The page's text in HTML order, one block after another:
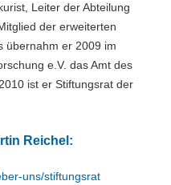
Leiter der Abteilung
der erweiterten
übernahm er 2009 im
e.V. das Amt des
ist er Stiftungsrat der
Reichel:
uns/stiftungsrat